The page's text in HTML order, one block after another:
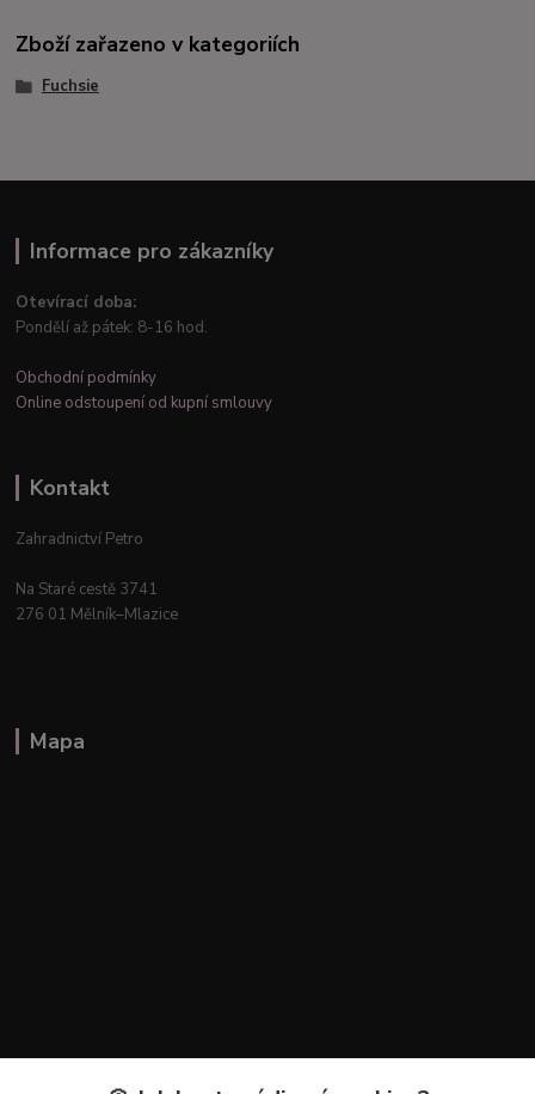
Zboží zařazeno v kategoriích
Fuchsie
Informace pro zákazníky
Otevírací doba:
Pondělí až pátek: 8-16 hod.
Obchodní podmínky
Online odstoupení od kupní smlouvy
Kontakt
Zahradnictví Petro
Na Staré cestě 3741
276 01 Mělník–Mlazice
Mapa